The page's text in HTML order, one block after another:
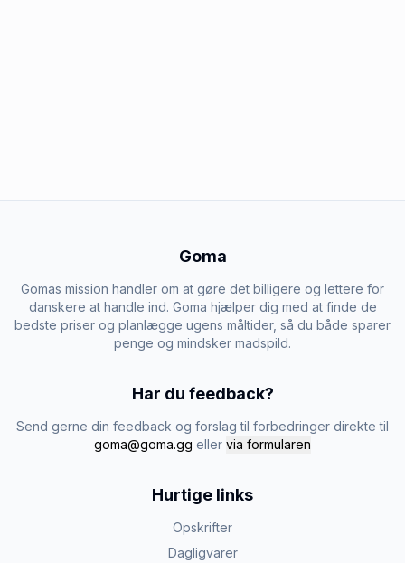
Goma
Gomas mission handler om at gøre det billigere og lettere for
danskere at handle ind. Goma hjælper dig med at finde de
bedste priser og planlægge ugens måltider, så du både sparer
penge og mindsker madspild.
Har du feedback?
Send gerne din feedback og forslag til forbedringer direkte til
goma@goma.gg eller via formularen
Hurtige links
Opskrifter
Dagligvarer